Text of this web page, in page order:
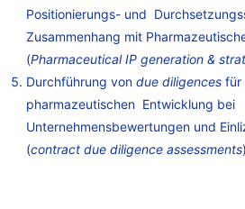
Positionierungs- und
Zusammenhang mit
(Pharmaceutical IP generation &
Durchführung von due diligences für
pharmazeutischen Entwicklung bei
Unternehmensbewertungen und
(contract due diligence assessments)